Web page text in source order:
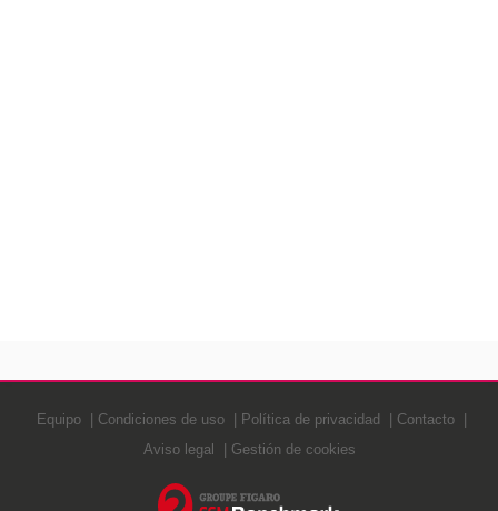
Equipo Condiciones de uso Política de privacidad
Contacto
Aviso legal
Gestión de cookies